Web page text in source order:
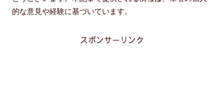
的な意見や経験に基づいています。
スポンサーリンク